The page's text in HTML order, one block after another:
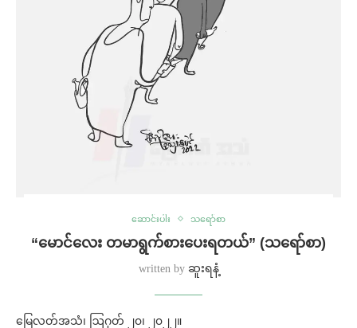
ဆောင်းပါး သရော်စာ
“မောင်လေး တမာရွက်စားပေးရတယ်” (သရော်စာ)
written by ဆူးရနံ့
မြေလတ်အသံ၊ ဩဂုတ် ၂၀၊ ၂၀၂၂။